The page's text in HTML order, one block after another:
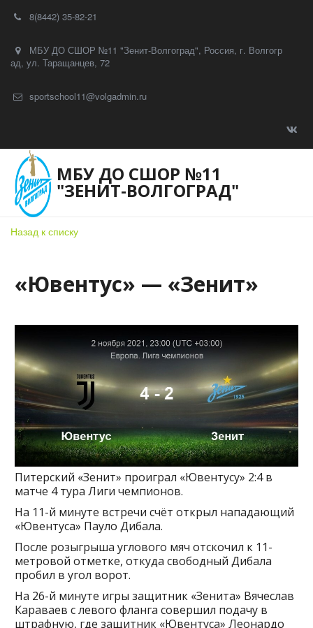
8(8442) 35-82-21
МБУ ДО СШОР №11 "Зенит-Волгоград", Россия, г. Волгогр
ад, ул. Таращанцев, 72
sportschool11@volgadmin.ru
МБУ ДО СШОР №11
"ЗЕНИТ-ВОЛГОГРАД"
Назад к списку
«Ювентус» — «Зенит»
Питерский «Зенит» проиграл «Ювентусу» 2:4 в
матче 4 тура Лиги чемпионов.
На 11-й минуте встречи счёт открыл нападающий
«Ювентуса» Пауло Дибала.
После розыгрыша углового мяч отскочил к 11-
метровой отметке, откуда свободный Дибала
пробил в угол ворот.
На 26-й минуте игры защитник «Зенита» Вячеслав
Караваев с левого фланга совершил подачу в
штрафную, где защитник «Ювентуса» Леонардо